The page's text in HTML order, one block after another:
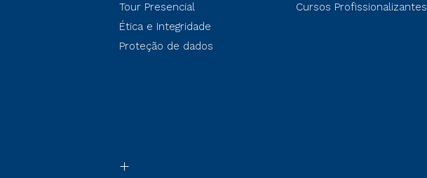
Tour Presencial
Ética e Integridade
Proteção de dados
Cursos Profissionalizantes